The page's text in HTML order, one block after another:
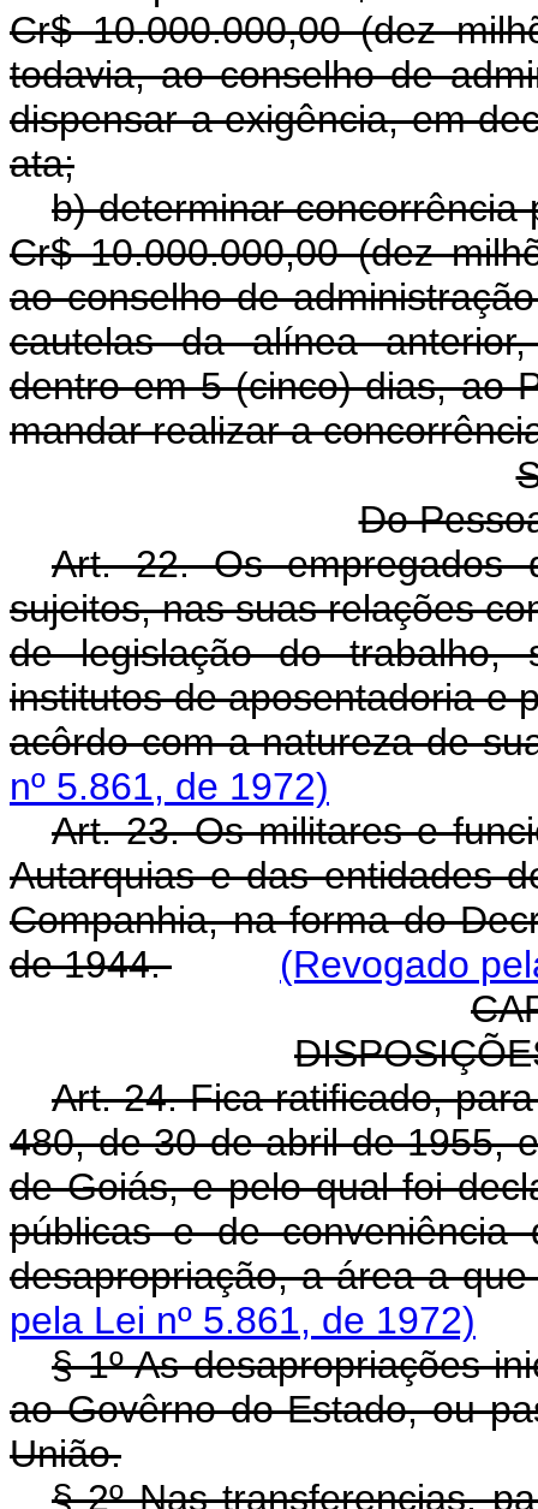
Cr$ 10.000.000,00 (dez
todavia, ao conselho de
dispensar a exigência, em
ata;
b) determinar concorrência
Cr$ 10.000.000,00 (dez
ao conselho de
cautelas da alínea
dentro em 5 (cinco) dias, ao
mandar realizar a
Do
Art. 22. Os empregados
sujeitos, nas suas relações
de legislação do trabalho,
institutos de aposentadoria e
acôrdo com a natureza de
nº 5.861, de 1972)
Art. 23. Os militares e
Autarquias e das entidades
Companhia, na forma do
de 1944.
(Revogado
Art. 24. Fica ratificado,
480, de 30 de abril de 1955,
de Goiás, e pelo qual foi
públicas e de
desapropriação, a área a
pela Lei nº 5.861, de 1972)
§ 1º As desapropriações
ao Govêrno do Estado, ou
União.
§ 2º Nas transferencias,